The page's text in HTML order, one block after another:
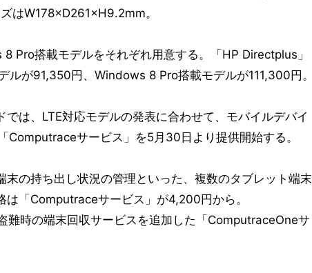
はW178×D261×H9.2mm。
Pro搭載モデルをそれぞれ用意する。「HP Directplus」
ルが91,350円、Windows 8 Pro搭載モデルが111,300円。
では、LTE対応モデルの発表に合わせて、モバイルデバイ
Computraceサービス」を5月30日より提供開始する。
末の持ち出し状況の管理といった、複数のタブレット端末
は「Computraceサービス」が4,200円から。
難時の端末回収サービスを追加した「ComputraceOneサ